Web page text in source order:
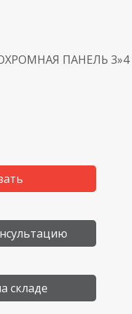
ПАНЕЛЬ 3»4
складе